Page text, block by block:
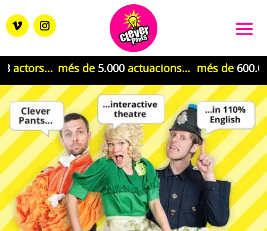
més de5.000actuacions… més de600.000